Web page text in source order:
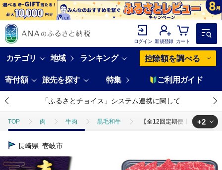
ログイン 新規登録 カート
カテゴリ 地域 ランキング 控除額を調べる
寄付額 旅先を探す 特集 ご利用ガイド
「ふるさとチョイス」システム連携に関して
TOP 肉 牛肉 黒毛和牛 【全12回定期便 】壱岐牛 焼
TOP
TOP 定期便 【全12回定期便 】壱岐牛 焼肉 （
+2
長崎県 壱岐市